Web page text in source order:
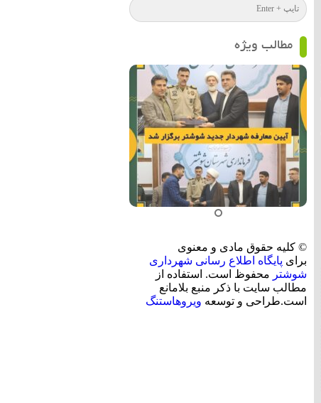
مطالب ویژه
© کلیه حقوق مادی و معنوی
برای پایگاه اطلاع رسانی شهرداری
شوشتر محفوظ است. استفاده از
مطالب سایت با ذکر منبع بلامانع
است.طراحی و توسعه ویروهاستنگ